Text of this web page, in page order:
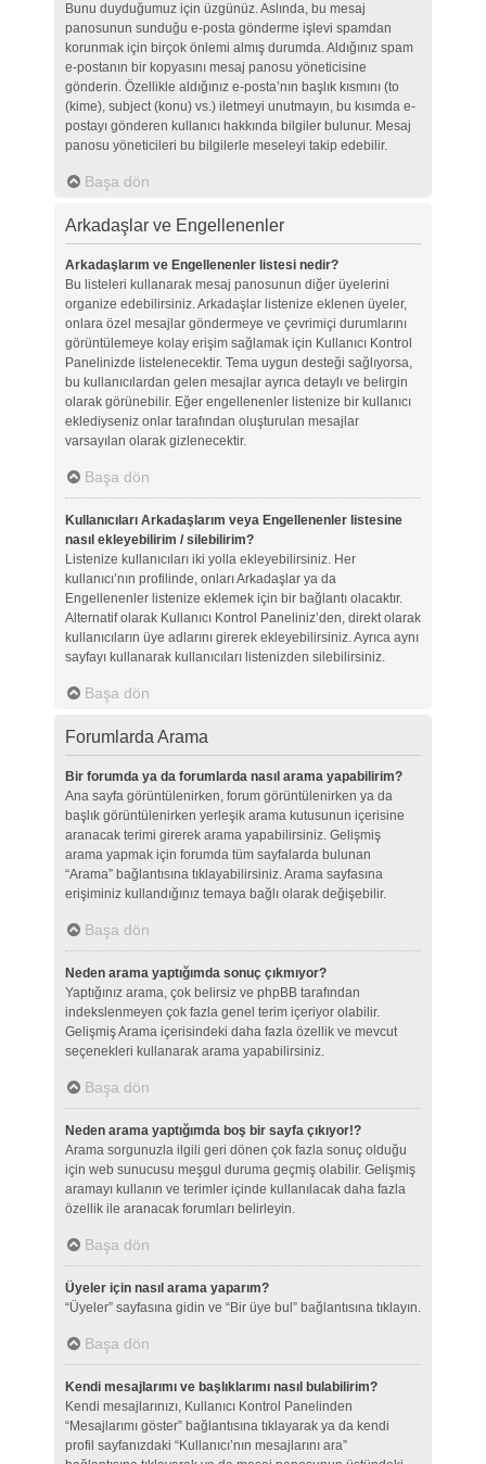
Bunu duyduğumuz için üzgünüz. Aslında, bu mesaj
panosunun sunduğu e-posta gönderme işlevi spamdan
korunmak için birçok önlemi almış durumda. Aldığınız spam
e-postanın bir kopyasını mesaj panosu yöneticisine
gönderin. Özellikle aldığınız e-posta’nın başlık kısmını (to
(kime), subject (konu) vs.) iletmeyi unutmayın, bu kısımda e-
postayı gönderen kullanıcı hakkında bilgiler bulunur. Mesaj
panosu yöneticileri bu bilgilerle meseleyi takip edebilir.
Başa dön
Arkadaşlar ve Engellenenler
Arkadaşlarım ve Engellenenler listesi nedir?
Bu listeleri kullanarak mesaj panosunun diğer üyelerini
organize edebilirsiniz. Arkadaşlar listenize eklenen üyeler,
onlara özel mesajlar göndermeye ve çevrimiçi durumlarını
görüntülemeye kolay erişim sağlamak için Kullanıcı Kontrol
Panelinizde listelenecektir. Tema uygun desteği sağlıyorsa,
bu kullanıcılardan gelen mesajlar ayrıca detaylı ve belirgin
olarak görünebilir. Eğer engellenenler listenize bir kullanıcı
eklediyseniz onlar tarafından oluşturulan mesajlar
varsayılan olarak gizlenecektir.
Başa dön
Kullanıcıları Arkadaşlarım veya Engellenenler listesine
nasıl ekleyebilirim / silebilirim?
Listenize kullanıcıları iki yolla ekleyebilirsiniz. Her
kullanıcı’nın profilinde, onları Arkadaşlar ya da
Engellenenler listenize eklemek için bir bağlantı olacaktır.
Alternatif olarak Kullanıcı Kontrol Paneliniz’den, direkt olarak
kullanıcıların üye adlarını girerek ekleyebilirsiniz. Ayrıca aynı
sayfayı kullanarak kullanıcıları listenizden silebilirsiniz.
Başa dön
Forumlarda Arama
Bir forumda ya da forumlarda nasıl arama yapabilirim?
Ana sayfa görüntülenirken, forum görüntülenirken ya da
başlık görüntülenirken yerleşik arama kutusunun içerisine
aranacak terimi girerek arama yapabilirsiniz. Gelişmiş
arama yapmak için forumda tüm sayfalarda bulunan
“Arama” bağlantısına tıklayabilirsiniz. Arama sayfasına
erişiminiz kullandığınız temaya bağlı olarak değişebilir.
Başa dön
Neden arama yaptığımda sonuç çıkmıyor?
Yaptığınız arama, çok belirsiz ve phpBB tarafından
indekslenmeyen çok fazla genel terim içeriyor olabilir.
Gelişmiş Arama içerisindeki daha fazla özellik ve mevcut
seçenekleri kullanarak arama yapabilirsiniz.
Başa dön
Neden arama yaptığımda boş bir sayfa çıkıyor!?
Arama sorgunuzla ilgili geri dönen çok fazla sonuç olduğu
için web sunucusu meşgul duruma geçmiş olabilir. Gelişmiş
aramayı kullanın ve terimler içinde kullanılacak daha fazla
özellik ile aranacak forumları belirleyin.
Başa dön
Üyeler için nasıl arama yaparım?
“Üyeler” sayfasına gidin ve “Bir üye bul” bağlantısına tıklayın.
Başa dön
Kendi mesajlarımı ve başlıklarımı nasıl bulabilirim?
Kendi mesajlarınızı, Kullanıcı Kontrol Panelinden
“Mesajlarımı göster” bağlantısına tıklayarak ya da kendi
profil sayfanızdaki “Kullanıcı’nın mesajlarını ara”